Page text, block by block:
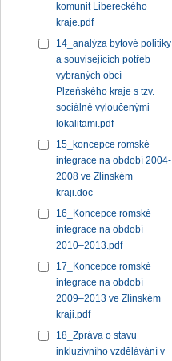
komunit Libereckého
kraje.pdf
14_analýza bytové politiky
a souvisejících potřeb
vybraných obcí
Plzeňského kraje s tzv.
sociálně vyloučenými
lokalitami.pdf
15_koncepce romské
integrace na období 2004-
2008 ve Zlínském
kraji.doc
16_Koncepce romské
integrace na období
2010–2013.pdf
17_Koncepce romské
integrace na období
2009–2013 ve Zlínském
kraji.pdf
18_Zpráva o stavu
inkluzivního vzdělávání v